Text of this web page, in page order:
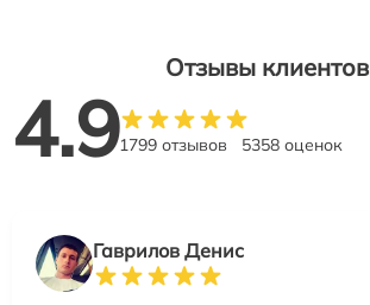
Отзывы клиентов
4.91799 отзывов 5358 оценок
Гаврилов Денис